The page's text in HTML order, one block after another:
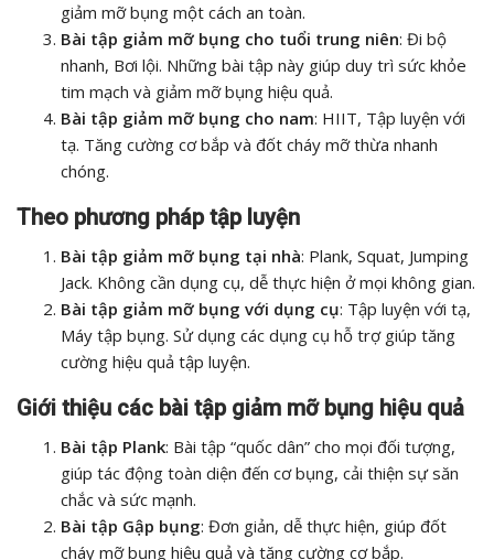
giảm mỡ bụng một cách an toàn.
Bài tập giảm mỡ bụng cho tuổi trung niên: Đi bộ
nhanh, Bơi lội. Những bài tập này giúp duy trì sức khỏe
tim mạch và giảm mỡ bụng hiệu quả.
Bài tập giảm mỡ bụng cho nam: HIIT, Tập luyện với
tạ. Tăng cường cơ bắp và đốt cháy mỡ thừa nhanh
chóng.
Theo phương pháp tập luyện
Bài tập giảm mỡ bụng tại nhà: Plank, Squat, Jumping
Jack. Không cần dụng cụ, dễ thực hiện ở mọi không gian.
Bài tập giảm mỡ bụng với dụng cụ: Tập luyện với tạ,
Máy tập bụng. Sử dụng các dụng cụ hỗ trợ giúp tăng
cường hiệu quả tập luyện.
Giới thiệu các bài tập giảm mỡ bụng hiệu quả
Bài tập Plank: Bài tập “quốc dân” cho mọi đối tượng,
giúp tác động toàn diện đến cơ bụng, cải thiện sự săn
chắc và sức mạnh.
Bài tập Gập bụng: Đơn giản, dễ thực hiện, giúp đốt
cháy mỡ bụng hiệu quả và tăng cường cơ bắp.